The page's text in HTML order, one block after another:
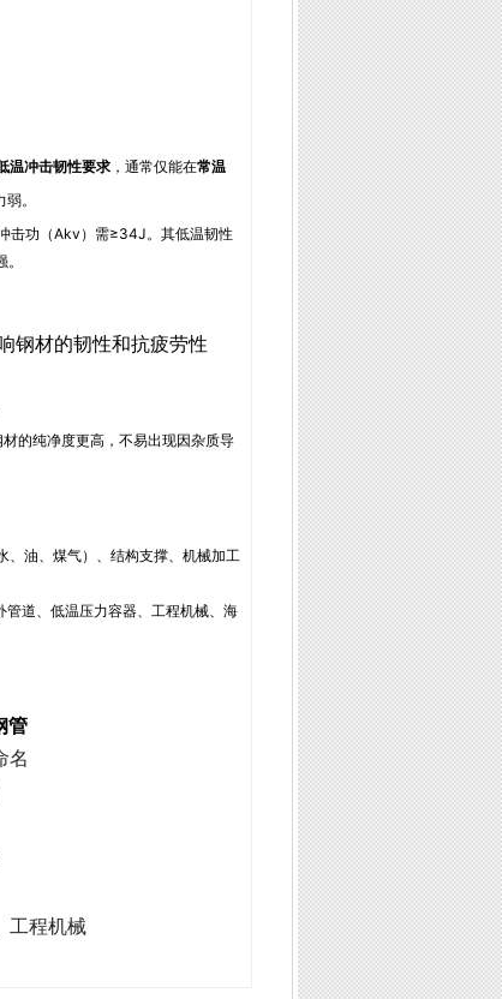
温冲击韧性要求 ，通常仅能在常温
。
击功（Akv）需≥34J。其低温韧性
钢材的韧性和抗疲劳性
的纯净度更高，不易出现因杂质导
、油、煤气）、结构支撑、机械加工
管道、低温压力容器、工程机械、海
管
名
工程机械